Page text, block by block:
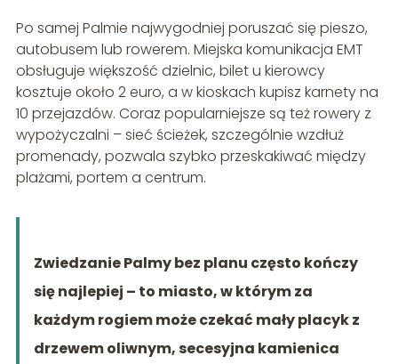
Po samej Palmie najwygodniej poruszać się pieszo,
autobusem lub rowerem. Miejska komunikacja EMT
obsługuje większość dzielnic, bilet u kierowcy
kosztuje około 2 euro, a w kioskach kupisz karnety na
10 przejazdów. Coraz popularniejsze są też rowery z
wypożyczalni – sieć ścieżek, szczególnie wzdłuż
promenady, pozwala szybko przeskakiwać między
plażami, portem a centrum.
Zwiedzanie Palmy bez planu często kończy
się najlepiej – to miasto, w którym za
każdym rogiem może czekać mały placyk z
drzewem oliwnym, secesyjna kamienica